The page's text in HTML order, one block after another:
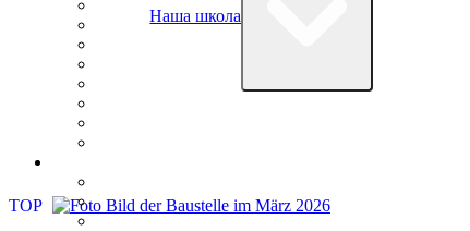
Наша школа
TOP